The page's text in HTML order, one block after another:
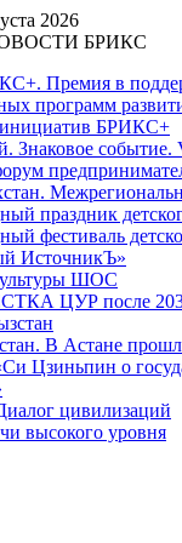
2026
БРИКС
Премия в
программ
БРИКС+
Знаковое событие.
праздник
фестиваль
ИсточникЪ»
ШОС
ЦУР после
В Астане
Цзиньпин о
цивилизаций
высокого уровня